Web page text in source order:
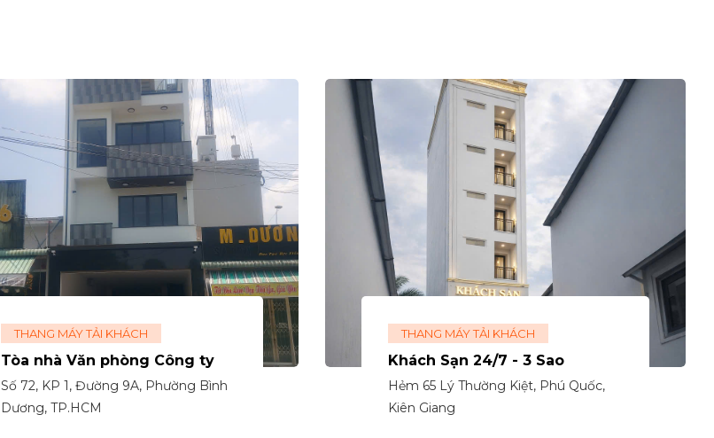
THANG MÁY TẢI KHÁCH
Tòa nhà Văn phòng Công ty
Số 72, KP 1, Đường 9A, Phường Bình
Dương, TP.HCM
THANG MÁY TẢI KHÁCH
Khách Sạn 24/7 - 3 Sao
Hẻm 65 Lý Thường Kiệt, Phú Quốc,
Kiên Giang